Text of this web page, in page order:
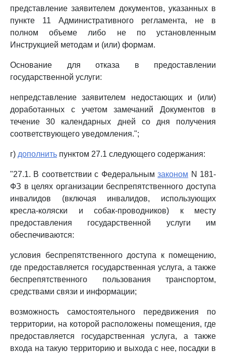
представление заявителем документов, указанных в
пункте 11 Административного регламента, не в
полном объеме либо не по установленным
Инструкцией методам и (или) формам.
Основание для отказа в предоставлении
государственной услуги:
непредставление заявителем недостающих и (или)
доработанных с учетом замечаний Документов в
течение 30 календарных дней со дня получения
соответствующего уведомления.";
г) дополнить пунктом 27.1 следующего содержания:
"27.1. В соответствии с Федеральнымзаконом N 181-
ФЗ в целях организации беспрепятственного доступа
инвалидов (включая инвалидов, использующих
кресла-коляски и собак-проводников) к месту
предоставления государственной услуги им
обеспечиваются:
условия беспрепятственного доступа к помещению,
где предоставляется государственная услуга, а также
беспрепятственного пользования транспортом,
средствами связи и информации;
возможность самостоятельного передвижения по
территории, на которой расположены помещения, где
предоставляется государственная услуга, а также
входа на такую территорию и выхода с нее, посадки в